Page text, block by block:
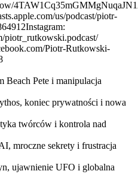
us/podcast/piotr-
piotr_rutkowski.podcast/
Piotr-Rutkowski-
Beach Pete i manipulacja
koniec prywatności i nowa
twórców i kontrola nad
mroczne sekrety i frustracja
ujawnienie UFO i globalna